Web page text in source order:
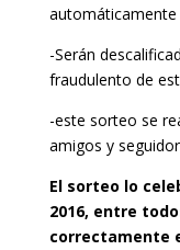
automáticamente
-Serán
fraudulento de
-este sorteo se
amigos y
El sorteo lo
2016, entre
correctamente